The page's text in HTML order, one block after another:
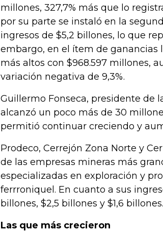
millones, 327,7% más que lo
por su parte se instaló en la
ingresos de $5,2 billones, lo que
embargo, en el ítem de ganancias
más altos con $968.597 millones,
variación negativa de 9,3%.
Guillermo Fonseca, presidente de
alcanzó un poco más de 30
permitió continuar creciendo y
Prodeco, Cerrejón Zona Norte y
de las empresas mineras más
especializadas en exploración y
ferrroniquel. En cuanto a sus
billones, $2,5 billones y $1,6 billones.
Las que más crecieron